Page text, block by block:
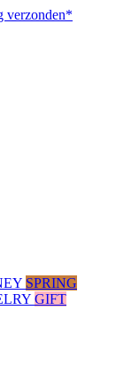
verzonden*
SPRING
GIFT